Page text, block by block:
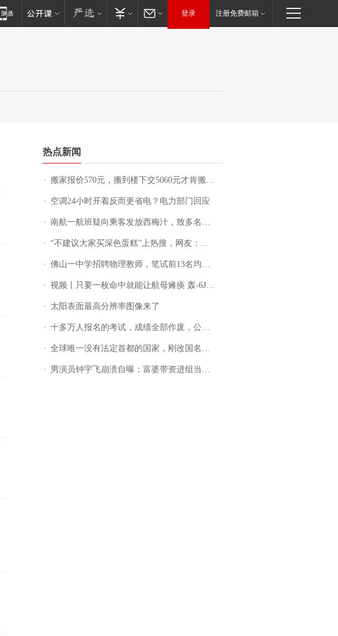
登录 注册免费邮箱
热点新闻
搬家报价570元，搬到楼下交5060元才肯搬上楼！女子傻眼了……
空调24小时开着反而更省电？电力部门回应
南航一航班疑向乘客发放西梅汁，致多名乘客在飞行途中排队上厕所！乘客：机上100多人只有2个厕所；客服回应：并非每架飞机都会发放西梅汁
“不建议大家买深色蛋糕”上热搜，网友：天塌了！
佛山一中学招聘物理教师，笔试前13名均遭淘汰？教育局：已叫停招聘，成立调查组全面核查
视频丨只要一枚命中就能让航母瘫痪 轰-6J实力有多强？
太阳表面最高分辨率图像来了
十多万人报名的考试，成绩全部作废，公平么？
全球唯一没有法定首都的国家，刚改国名，总统就邀请中国大使骑行绕了几乎整个国境线一圈，还曾两次到中国寻根
男演员钟宇飞崩溃自曝：富婆带资进组当女主角，50多集短剧强加60余场吻戏......不敢得罪只能强忍